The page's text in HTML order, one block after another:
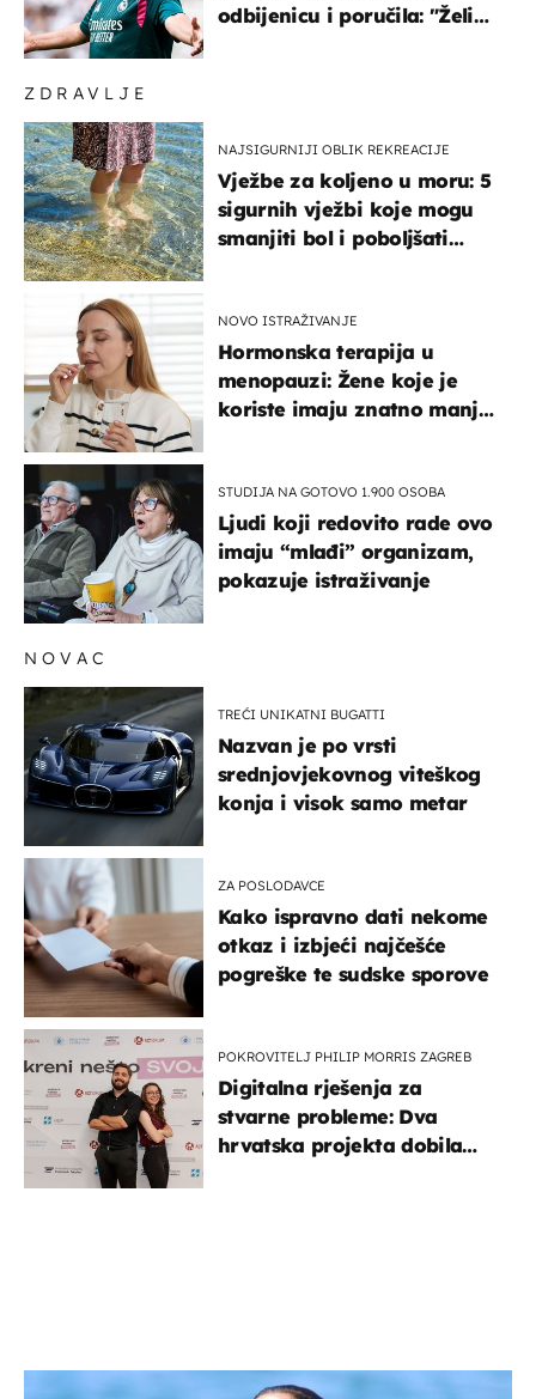
ZDRAVLJE
NAJSIGURNIJI OBLIK REKREACIJE
Vježbe za koljeno u moru: 5
sigurnih vježbi koje mogu
smanjiti bol i poboljšati
NOVO ISTRAŽIVANJE
Hormonska terapija u
menopauzi: Žene koje je
koriste imaju znatno manji
STUDIJA NA GOTOVO 1.900 OSOBA
Ljudi koji redovito rade ovo
imaju “mlađi” organizam,
pokazuje istraživanje
odbijenicu i poručila: "Želim
NOVAC
TREĆI UNIKATNI BUGATTI
Nazvan je po vrsti
srednjovjekovnog viteškog
konja i visok samo metar
ZA POSLODAVCE
Kako ispravno dati nekome
otkaz i izbjeći najčešće
pogreške te sudske sporove
POKROVITELJ PHILIP MORRIS ZAGREB
Digitalna rješenja za
stvarne probleme: Dva
hrvatska projekta dobila